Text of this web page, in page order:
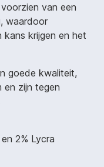
van een
waardoor
kans krijgen en het
goede kwaliteit,
en zijn tegen
2% Lycra